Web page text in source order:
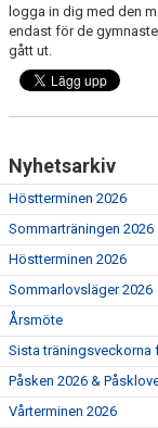
VÅR VERKSAMHET
KLUBBKLÄDER
VI
logga in dig med den
endast för de
gått ut.
Nyhetsarkiv
Höstterminen 2026
Sommarträningen 2026
Höstterminen 2026
Sommarlovsläger 2026
Årsmöte
Sista träningsveckorna
Påsken 2026 &
Vårterminen 2026